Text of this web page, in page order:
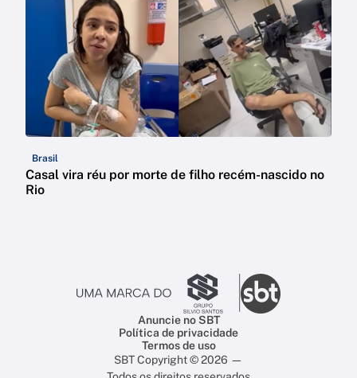
Brasil
Casal vira réu por morte de filho recém-nascido no
Rio
Anuncie no SBT
Política de privacidade
Termos de uso
SBT Copyright © 2026 —